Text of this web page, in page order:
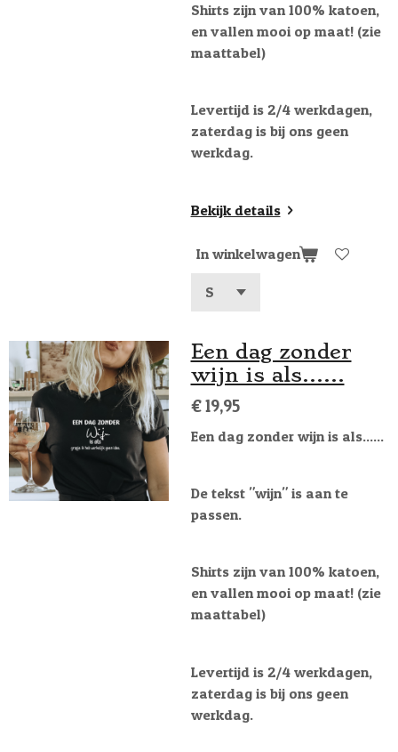
Shirts zijn van 100% katoen,
en vallen mooi op maat! (zie
maattabel)
Levertijd is 2/4 werkdagen,
zaterdag is bij ons geen
werkdag.
Bekijk details
In winkelwagen
Een dag zonder
wijn is als......
€ 19,95
Een dag zonder wijn is als......
De tekst "wijn" is aan te
passen.
Shirts zijn van 100% katoen,
en vallen mooi op maat! (zie
maattabel)
Levertijd is 2/4 werkdagen,
zaterdag is bij ons geen
werkdag.